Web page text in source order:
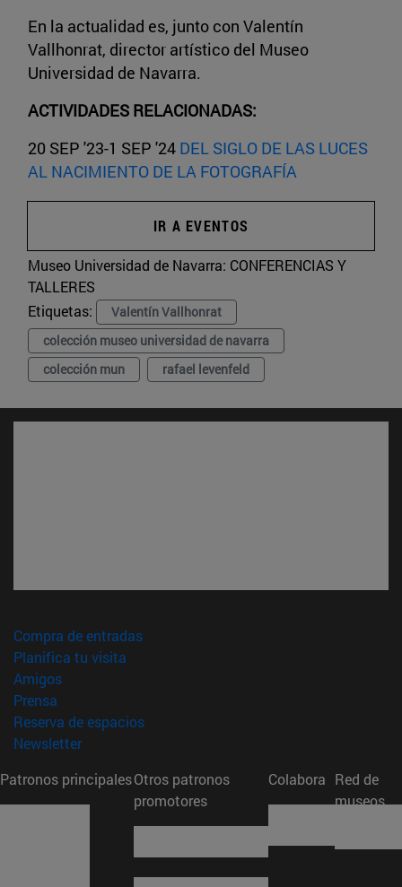
En la actualidad es, junto con Valentín
Vallhonrat, director artístico del Museo
Universidad de Navarra.
ACTIVIDADES RELACIONADAS:
20 SEP '23-1 SEP '24 DEL SIGLO DE LAS LUCES
AL NACIMIENTO DE LA FOTOGRAFÍA
IR A EVENTOS
Museo Universidad de Navarra: CONFERENCIAS Y
TALLERES
Etiquetas:
Valentín Vallhonrat
colección museo universidad de navarra
colección mun
rafael levenfeld
Compra de entradas(abre en nueva ventana)
Planifica tu visita
Amigos(abre en nueva ventana)
Prensa
Reserva de espacios(abre en nueva ventana)
Newsletter(abre en nueva ventana)
Patronos principalesOtros patronos
promotores
Colabora Red de
museos